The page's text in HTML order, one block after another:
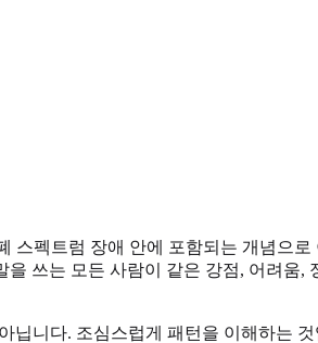
스펙트럼 장애 안에 포함되는 개념으
쓰는 모든 사람이 같은 강점, 어려움,
니다. 조심스럽게 패턴을 이해하는